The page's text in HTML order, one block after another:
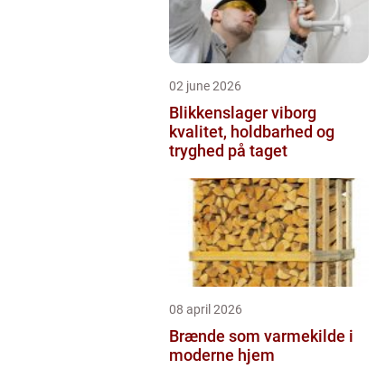
02 june 2026
Blikkenslager viborg
kvalitet, holdbarhed og
tryghed på taget
08 april 2026
Brænde som varmekilde i
moderne hjem